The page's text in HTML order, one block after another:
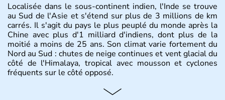
Localisée dans le sous-continent indien, l'Inde se trouve
au Sud de l'Asie et s'étend sur plus de 3 millions de km
carrés. Il s'agit du pays le plus peuplé du monde après la
Chine avec plus d'1 milliard d'indiens, dont plus de la
moitié a moins de 25 ans. Son climat varie fortement du
Nord au Sud : chutes de neige continues et vent glacial du
côté de l'Himalaya, tropical avec mousson et cyclones
fréquents sur le côté opposé.
Histoire et administration